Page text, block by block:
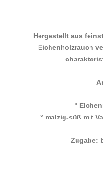
Hergestellt aus
Eichenholzrauch
°
° malzig-süß mit
Zugabe: